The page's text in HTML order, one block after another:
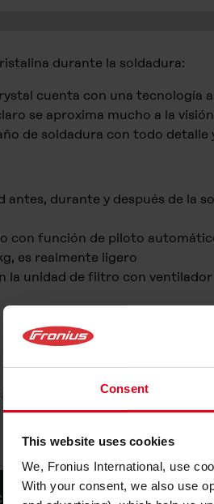
Consent
This website uses cookies
We, Fronius International, use
With your consent, we also use
durante la soldadura:
cuenta con una tecnología
se aproxima mucho a la
de soldadura con todo
antes, durante y después de la
con función de piloto
es realmente ligero
la unidad de filtro con